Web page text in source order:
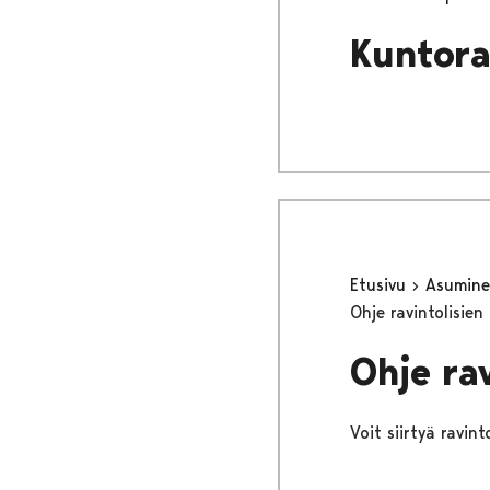
Etusivu
Ohje
Ohje
Voit siirtyä